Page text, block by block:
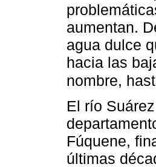
aumentan.
agua dulce
hacia las
nombre,
El río
Fúquene,
últimas